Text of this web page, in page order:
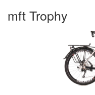
mft Trophy